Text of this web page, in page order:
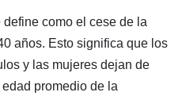
como el cese de la
años. Esto significa que los
y las mujeres dejan de
promedio de la